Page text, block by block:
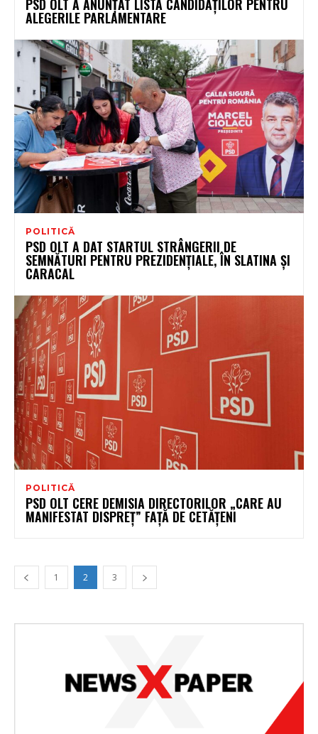
PSD OLT A ANUNȚAT LISTA CANDIDAȚILOR PENTRU
ALEGERILE PARLAMENTARE
POLITICĂ
PSD OLT A DAT STARTUL STRÂNGERII DE
SEMNĂTURI PENTRU PREZIDENȚIALE, ÎN SLATINA ȘI
CARACAL
POLITICĂ
PSD OLT CERE DEMISIA DIRECTORILOR „CARE AU
MANIFESTAT DISPREȚ” FAȚĂ DE CETĂȚENI
1 2 3